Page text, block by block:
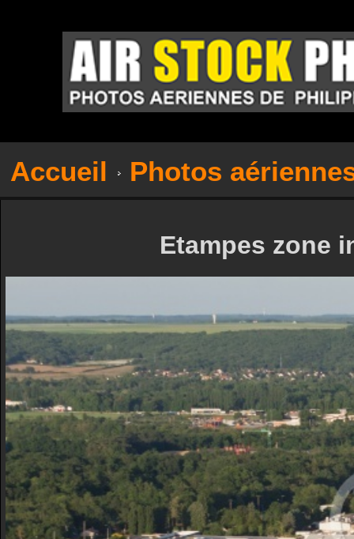
Accueil Photos
Etampes zone